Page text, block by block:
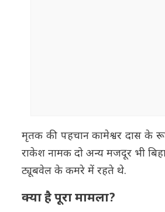
मृतक की पहचान कामेश्वर दास के
राकेश नामक दो अन्य मजदूर भी
ट्यूबवेल के कमरे में रहते थे.
क्या है पूरा मामला?